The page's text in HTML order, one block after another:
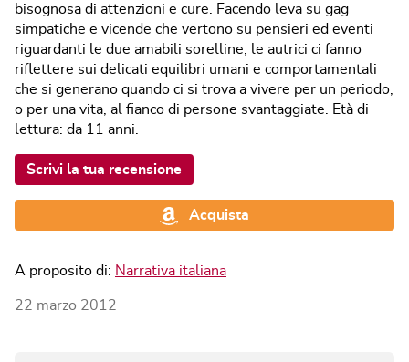
bisognosa di attenzioni e cure. Facendo leva su gag
simpatiche e vicende che vertono su pensieri ed eventi
riguardanti le due amabili sorelline, le autrici ci fanno
riflettere sui delicati equilibri umani e comportamentali
che si generano quando ci si trova a vivere per un periodo,
o per una vita, al fianco di persone svantaggiate. Età di
lettura: da 11 anni.
Scrivi la tua recensione
Acquista
A proposito di: Narrativa italiana
22 marzo 2012